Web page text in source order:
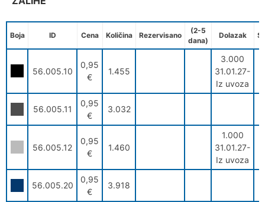
Boja ID Cena Količina Rezervisano
(2-5
dana)
Dolazak
56.005.10
0,95
€
1.455
3.000
31.01.27-
Iz uvoza
56.005.11
0,95
€
3.032
56.005.12
0,95
€
1.460
1.000
31.01.27-
Iz uvoza
56.005.20
0,95
€
3.918